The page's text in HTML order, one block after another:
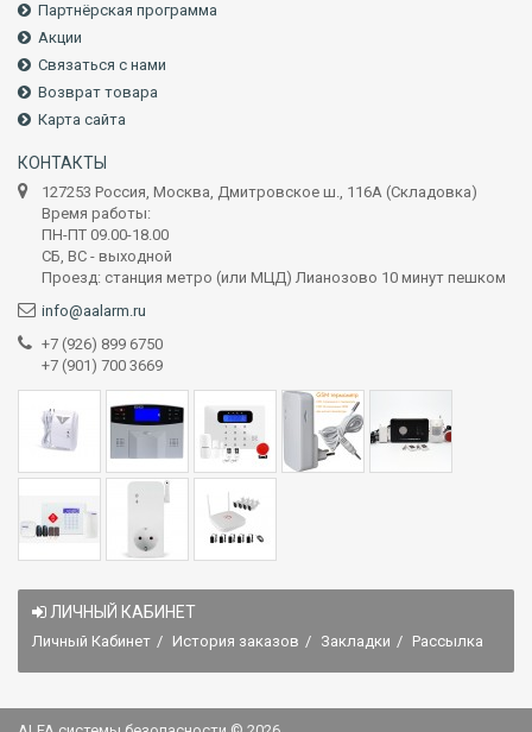
Партнёрская программа
Акции
Связаться с нами
Возврат товара
Карта сайта
КОНТАКТЫ
127253 Россия, Москва, Дмитровское ш., 116А (Складовка)
Время работы:
ПН-ПТ 09.00-18.00
СБ, ВС - выходной
Проезд: станция метро (или МЦД) Лианозово 10 минут пешком
info@aalarm.ru
+7 (926) 899 6750
+7 (901) 700 3669
ЛИЧНЫЙ КАБИНЕТ
Личный Кабинет История заказов Закладки Рассылка